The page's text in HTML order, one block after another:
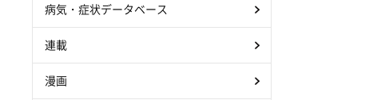
病気・症状データベース
連載
漫画